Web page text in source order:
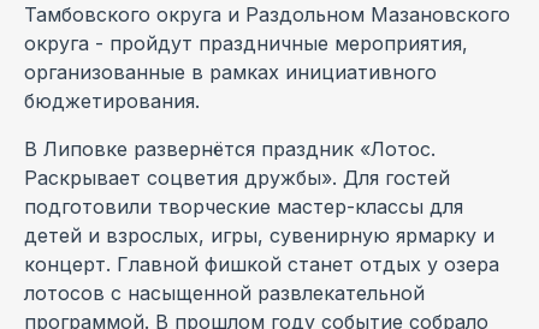
Тамбовского округа и Раздольном Мазановского
округа - пройдут праздничные мероприятия,
организованные в рамках инициативного
бюджетирования.
В Липовке развернётся праздник «Лотос.
Раскрывает соцветия дружбы». Для гостей
подготовили творческие мастер-классы для
детей и взрослых, игры, сувенирную ярмарку и
концерт. Главной фишкой станет отдых у озера
лотосов с насыщенной развлекательной
программой. В прошлом году событие собрало